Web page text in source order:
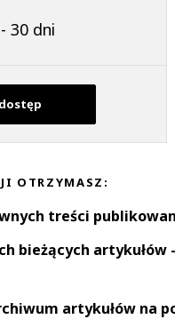
- 30 dni
OTRZYMASZ:
treści
bieżących
artykułów na